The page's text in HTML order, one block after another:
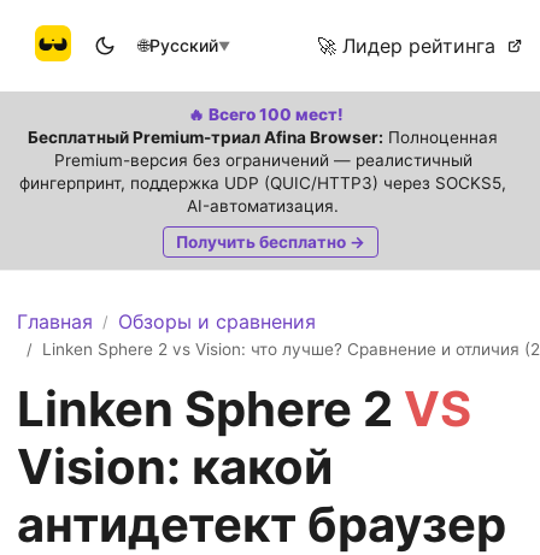
🌐Русский▼ 🚀 Лидер рейтинга
🔥 Всего 100 мест!
Бесплатный Premium-триал Afina Browser: Полноценная
Premium-версия без ограничений — реалистичный
фингерпринт, поддержка UDP (QUIC/HTTP3) через SOCKS5,
AI-автоматизация.
Получить бесплатно →
Главная / Обзоры и сравнения
/ Linken Sphere 2 vs Vision: что лучше? Сравнение и отличия
Linken Sphere 2 VS
Vision: какой
антидетект браузер